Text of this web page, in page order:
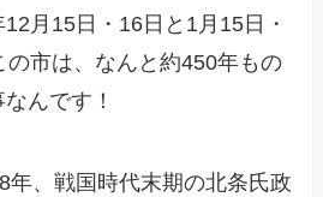
月15日・16日と1月15日・
の市は、なんと約450年もの
んです！
年、戦国時代末期の北条氏政